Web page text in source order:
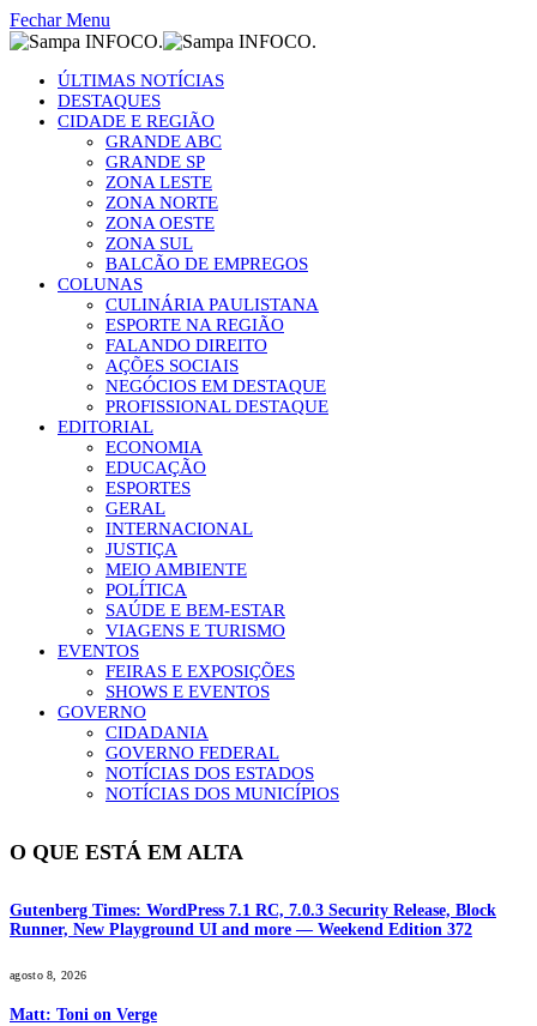
Fechar Menu
ÚLTIMAS NOTÍCIAS
DESTAQUES
CIDADE E REGIÃO
GRANDE ABC
GRANDE SP
ZONA LESTE
ZONA NORTE
ZONA OESTE
ZONA SUL
BALCÃO DE EMPREGOS
COLUNAS
CULINÁRIA PAULISTANA
ESPORTE NA REGIÃO
FALANDO DIREITO
AÇÕES SOCIAIS
NEGÓCIOS EM DESTAQUE
PROFISSIONAL DESTAQUE
EDITORIAL
ECONOMIA
EDUCAÇÃO
ESPORTES
GERAL
INTERNACIONAL
JUSTIÇA
MEIO AMBIENTE
POLÍTICA
SAÚDE E BEM-ESTAR
VIAGENS E TURISMO
EVENTOS
FEIRAS E EXPOSIÇÕES
SHOWS E EVENTOS
GOVERNO
CIDADANIA
GOVERNO FEDERAL
NOTÍCIAS DOS ESTADOS
NOTÍCIAS DOS MUNICÍPIOS
O QUE ESTÁ EM ALTA
Gutenberg Times: WordPress 7.1 RC, 7.0.3 Security Release, Block
Runner, New Playground UI and more — Weekend Edition 372
agosto 8, 2026
Matt: Toni on Verge